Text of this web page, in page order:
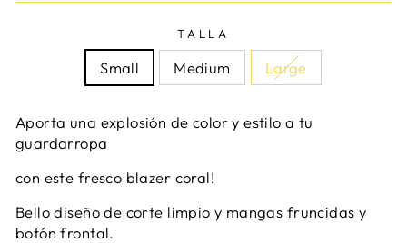
TALLA
Small Medium Large
Aporta una explosión de color y estilo a tu
guardarropa
con este fresco blazer coral!
Bello diseño de corte limpio y mangas fruncidas y
botón frontal.